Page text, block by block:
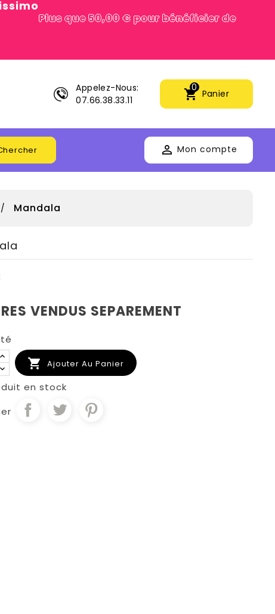
Plus que 50,00 € pour bénéficier de
shopping_cart Panier
0
Appelez-Nous:
07.66.38.33.11
 Mon compte
Mandala
VENDUS SEPAREMENT
 Ajouter Au Panier
en stock